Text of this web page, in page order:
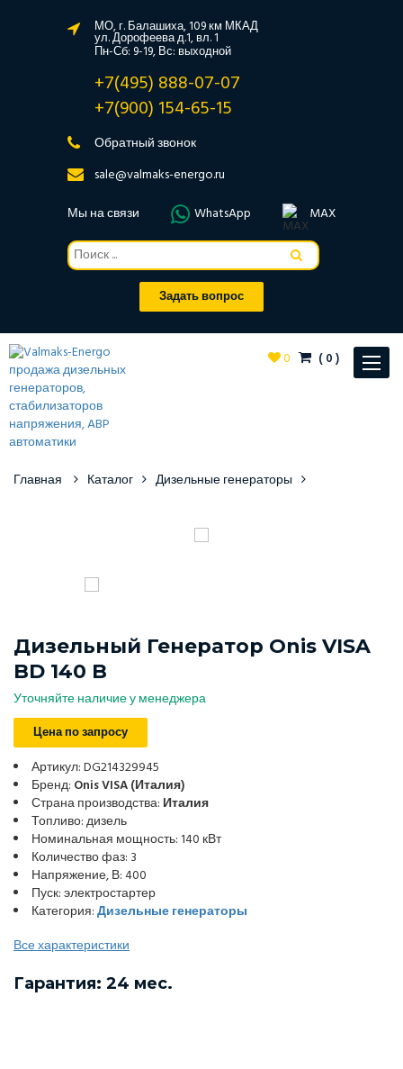
МО, г. Балашиха, 109 км МКАД
ул. Дорофеева д.1, вл. 1
Пн-Сб: 9-19, Вс: выходной
+7(495) 888-07-07
+7(900) 154-65-15
Обратный звонок
sale@valmaks-energo.ru
Мы на связи
WhatsApp MAX
Задать вопрос
Toggle
0 (0)
Главная Каталог Дизельные генераторы
Дизельный Генератор Onis VISA
BD 140 B
Уточняйте наличие у менеджера
Цена по запросу
Артикул: DG214329945
Бренд: Onis VISA (Италия)
Страна производства: Италия
Топливо: дизель
Номинальная мощность: 140 кВт
Количество фаз: 3
Напряжение, В: 400
Пуск: электростартер
Категория:Дизельные генераторы
Все характеристики
Гарантия: 24 мес.